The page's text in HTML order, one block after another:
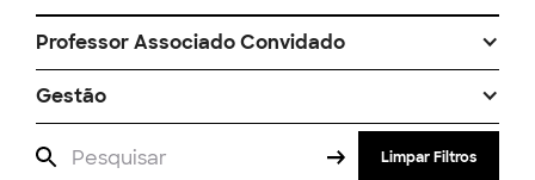
Professor Associado Convidado
Gestão
Limpar Filtros